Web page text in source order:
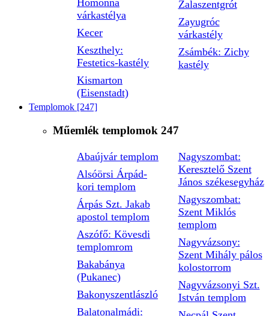
várkastélya
Kecer
Keszthely:
Festetics-kastély
Kismarton
(Eisenstadt)
Zalaszentgrót
Zayugróc
várkastély
Zsámbék: Zichy
kastély
Templomok [247]
Műemlék templomok 247
Abaújvár templom
Alsóörsi Árpád-
kori templom
Árpás Szt. Jakab
apostol templom
Aszófő: Kövesdi
templomrom
Bakabánya
(Pukanec)
Bakonyszentlászló
Balatonalmádi:
Nagyszombat:
Keresztelő Szent
János székesegyház
Nagyszombat:
Szent Miklós
templom
Nagyvázsony:
Szent Mihály pálos
kolostorrom
Nagyvázsonyi Szt.
István templom